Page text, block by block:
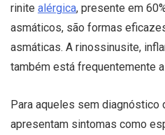
rinite alérgica, presente em
asmáticos, são formas
asmáticas. A rinossinusite,
também está frequentemente
Para aqueles sem diagnóstico
apresentam sintomas como